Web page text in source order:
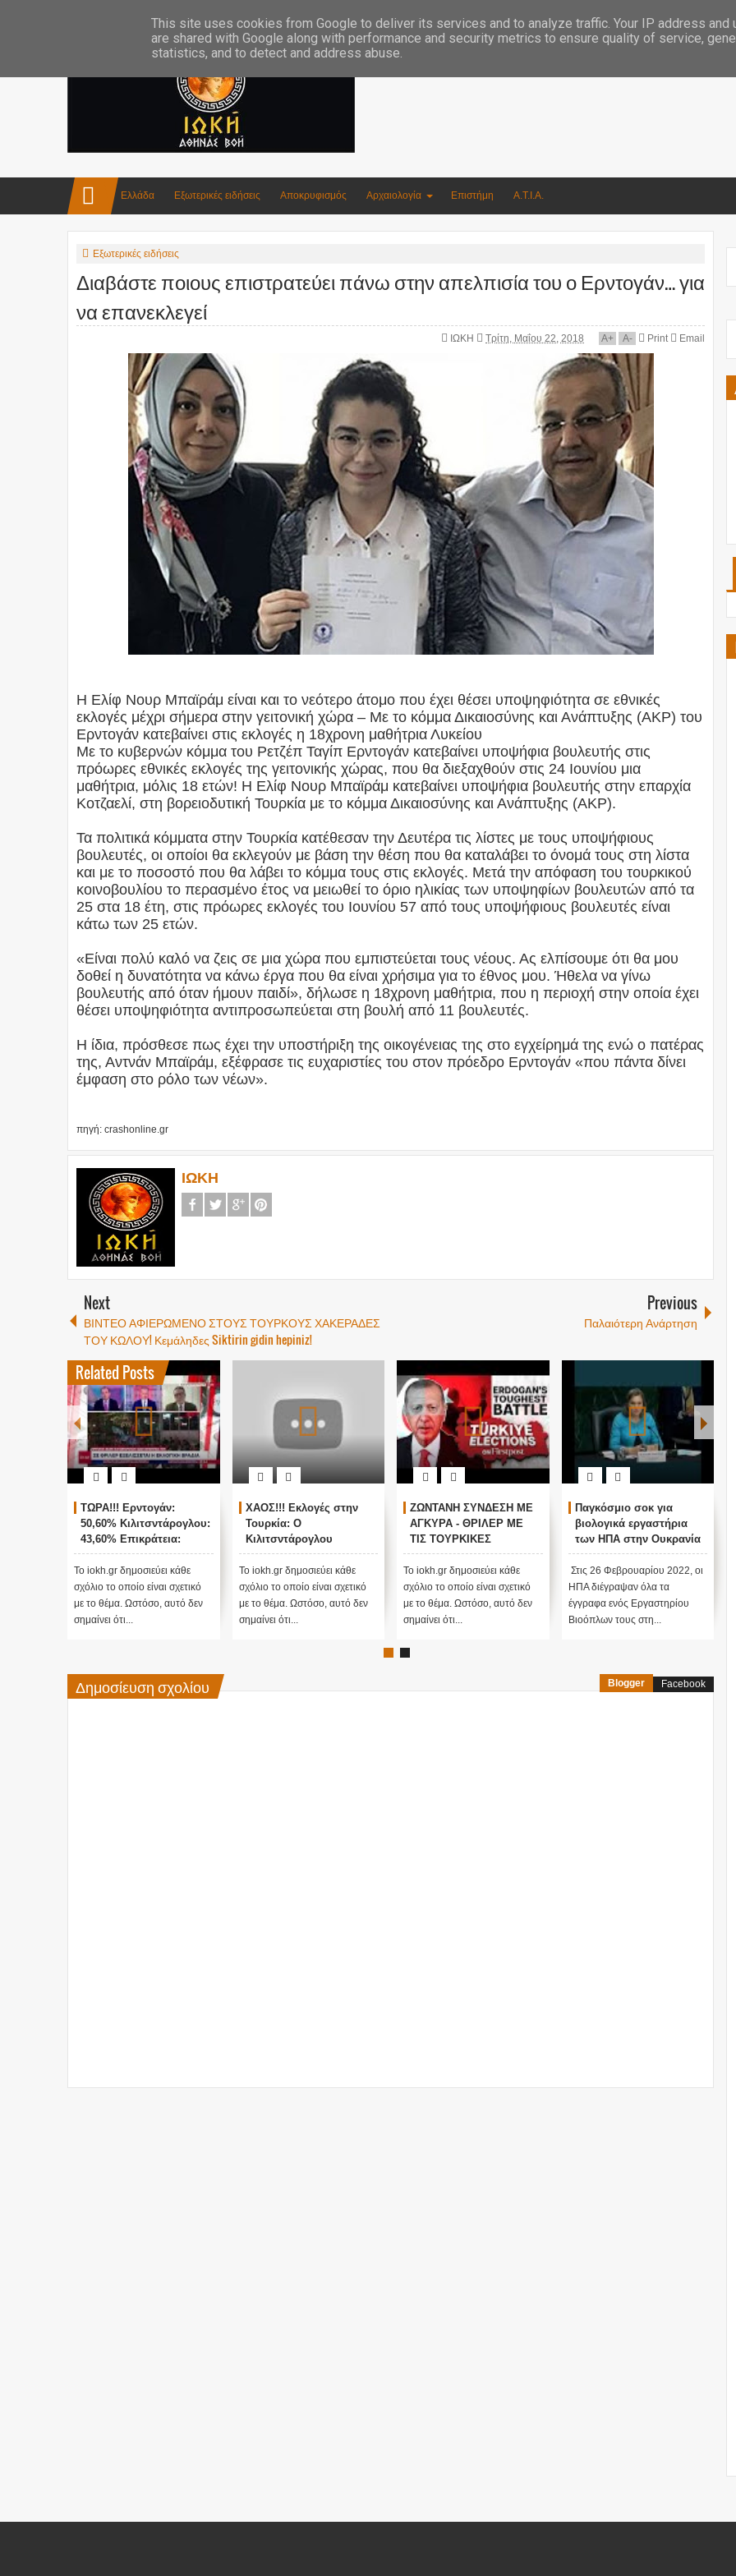
Ελλάδα Εξωτερικές ειδήσεις Αποκρυφισμός Αρχαιολογία Επιστήμη Α.Τ.Ι.Α.
Εξωτερικές ειδήσεις
Διαβάστε ποιους επιστρατεύει πάνω στην απελπισία του ο Ερντογάν… για
να επανεκλεγεί
ΙΩΚΗ Τρίτη, Μαΐου 22, 2018 A+ A- Print Email
Η Ελίφ Νουρ Μπαϊράμ είναι και το νεότερο άτομο που έχει θέσει υποψηφιότητα σε εθνικές
εκλογές μέχρι σήμερα στην γειτονική χώρα – Με το κόμμα Δικαιοσύνης και Ανάπτυξης (ΑΚΡ) του
Ερντογάν κατεβαίνει στις εκλογές η 18χρονη μαθήτρια Λυκείου
Με το κυβερνών κόμμα του Ρετζέπ Ταγίπ Ερντογάν κατεβαίνει υποψήφια βουλευτής στις
πρόωρες εθνικές εκλογές της γειτονικής χώρας, που θα διεξαχθούν στις 24 Ιουνίου μια
μαθήτρια, μόλις 18 ετών! Η Ελίφ Νουρ Μπαϊράμ κατεβαίνει υποψήφια βουλευτής στην επαρχία
Κοτζαελί, στη βορειοδυτική Τουρκία με το κόμμα Δικαιοσύνης και Ανάπτυξης (ΑΚΡ).
Τα πολιτικά κόμματα στην Τουρκία κατέθεσαν την Δευτέρα τις λίστες με τους υποψήφιους
βουλευτές, οι οποίοι θα εκλεγούν με βάση την θέση που θα καταλάβει το όνομά τους στη λίστα
και με το ποσοστό που θα λάβει το κόμμα τους στις εκλογές. Μετά την απόφαση του τουρκικού
κοινοβουλίου το περασμένο έτος να μειωθεί το όριο ηλικίας των υποψηφίων βουλευτών από τα
25 στα 18 έτη, στις πρόωρες εκλογές του Ιουνίου 57 από τους υποψήφιους βουλευτές είναι
κάτω των 25 ετών.
«Είναι πολύ καλό να ζεις σε μια χώρα που εμπιστεύεται τους νέους. Ας ελπίσουμε ότι θα μου
δοθεί η δυνατότητα να κάνω έργα που θα είναι χρήσιμα για το έθνος μου. Ήθελα να γίνω
βουλευτής από όταν ήμουν παιδί», δήλωσε η 18χρονη μαθήτρια, που η περιοχή στην οποία έχει
θέσει υποψηφιότητα αντιπροσωπεύεται στη βουλή από 11 βουλευτές.
Η ίδια, πρόσθεσε πως έχει την υποστήριξη της οικογένειας της στο εγχείρημά της ενώ ο πατέρας
της, Αντνάν Μπαϊράμ, εξέφρασε τις ευχαριστίες του στον πρόεδρο Ερντογάν «που πάντα δίνει
έμφαση στο ρόλο των νέων».
πηγή: crashonline.gr
ΙΩΚΗ
Next
ΒΙΝΤΕΟ ΑΦΙΕΡΩΜΕΝΟ ΣΤΟΥΣ ΤΟΥΡΚΟΥΣ ΧΑΚΕΡΑΔΕΣ
ΤΟΥ ΚΩΛΟΥ! Κεμάληδες Siktirin gidin hepiniz!
Previous
Παλαιότερη Ανάρτηση
Related Posts
ΤΩΡΑ!!! Ερντογάν:
50,60% Κιλιτσντάρογλου:
43,60% Επικράτεια:
78,2%
Το iokh.gr δημοσιεύει κάθε
σχόλιο το οποίο είναι σχετικό
με το θέμα. Ωστόσο, αυτό δεν
σημαίνει ότι...
ΧΑΟΣ!!! Εκλογές στην
Τουρκία: Ο
Κιλιτσντάρογλου
αμφισβητεί τα
αποτελέσματα θα γίνουν
ενστάσεις...
Το iokh.gr δημοσιεύει κάθε
σχόλιο το οποίο είναι σχετικό
με το θέμα. Ωστόσο, αυτό δεν
σημαίνει ότι...
ΖΩΝΤΑΝΗ ΣΥΝΔΕΣΗ ΜΕ
ΑΓΚΥΡΑ - ΘΡΙΛΕΡ ΜΕ
ΤΙΣ ΤΟΥΡΚΙΚΕΣ
ΕΚΛΟΓΕΣ !
Το iokh.gr δημοσιεύει κάθε
σχόλιο το οποίο είναι σχετικό
με το θέμα. Ωστόσο, αυτό δεν
σημαίνει ότι...
Παγκόσμιο σοκ για
βιολογικά εργαστήρια
των ΗΠΑ στην Ουκρανία
Στις 26 Φεβρουαρίου 2022, οι
ΗΠΑ διέγραψαν όλα τα
έγγραφα ενός Εργαστηρίου
Βιοόπλων τους στη...
Δημοσίευση σχολίου Blogger Facebook
This site uses cookies from Google to deliver its services and to analyze traffic. Your IP address and
are shared with Google along with performance and security metrics to ensure quality of service,
statistics, and to detect and address abuse.